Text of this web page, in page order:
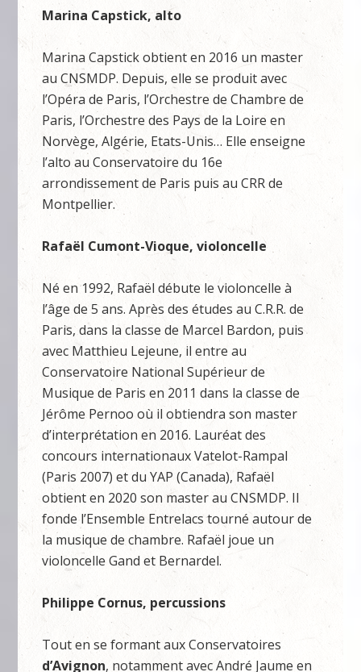
Marina Capstick, alto
Marina Capstick obtient en 2016 un master
au CNSMDP. Depuis, elle se produit avec
l’Opéra de Paris, l’Orchestre de Chambre de
Paris, l’Orchestre des Pays de la Loire en
Norvège, Algérie, Etats-Unis… Elle enseigne
l’alto au Conservatoire du 16e
arrondissement de Paris puis au CRR de
Montpellier.
Rafaël Cumont-Vioque, violoncelle
Né en 1992, Rafaël débute le violoncelle à
l’âge de 5 ans. Après des études au C.R.R. de
Paris, dans la classe de Marcel Bardon, puis
avec Matthieu Lejeune, il entre au
Conservatoire National Supérieur de
Musique de Paris en 2011 dans la classe de
Jérôme Pernoo où il obtiendra son master
d’interprétation en 2016. Lauréat des
concours internationaux Vatelot-Rampal
(Paris 2007) et du YAP (Canada), Rafaël
obtient en 2020 son master au CNSMDP. Il
fonde l’Ensemble Entrelacs tourné autour de
la musique de chambre. Rafaël joue un
violoncelle Gand et Bernardel.
Philippe Cornus, percussions
Tout en se formant aux Conservatoires
d’Avignon, notamment avec André Jaume en